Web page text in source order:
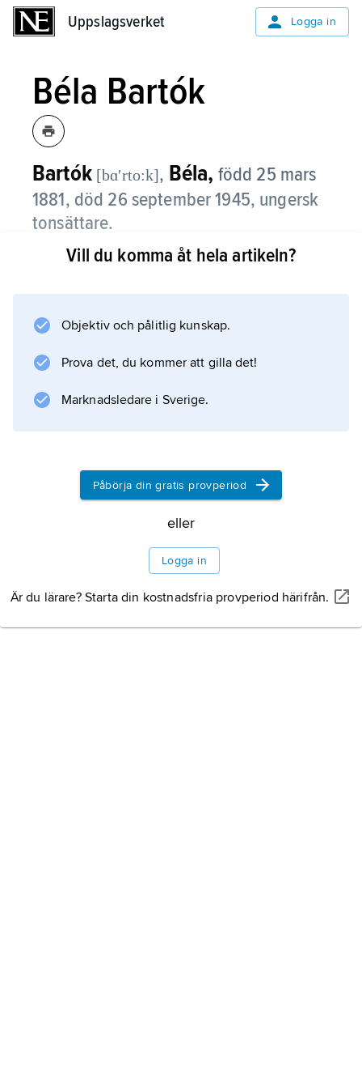
Uppslagsverket Logga in
Béla Bartók
Bartók [bɑʹrto:k], Béla, född 25 mars
1881, död 26 september 1945, ungersk
tonsättare.
Béla Bartók växte upp i ett mycket
några år av privata studier började han 1899
Bartók själv och hans lärare var han framför
allt pianist och inte tonsättare. De första
impulserna mot en
Information om artikeln
Vill du komma åt hela artikeln?
Objektiv och pålitlig kunskap.
Prova det, du kommer att gilla det!
Marknadsledare i Sverige.
Påbörja din gratis provperiod
eller
Logga in
Är du lärare? Starta din kostnadsfria provperiod härifrån.